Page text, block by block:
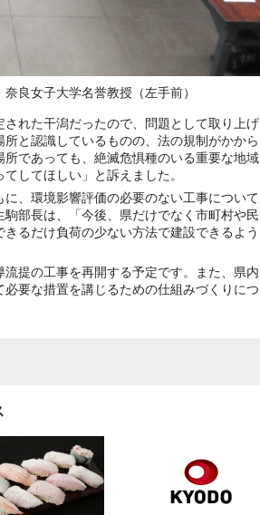
良女子大学名誉教授（左手前）
れた干潟だったので、問題として取り上げ
と認識しているものの、法の規制がかから
であっても、絶滅危惧種のいる重要な地域
してほしい」と訴えました。
、環境影響評価の必要のない工事について
部長は、「今後、県だけでなく市町村や民
るだけ負荷の少ない方法で建設できるよう
提の工事を再開する予定です。また、県内
要な措置を講じるための仕組みづくりにつ